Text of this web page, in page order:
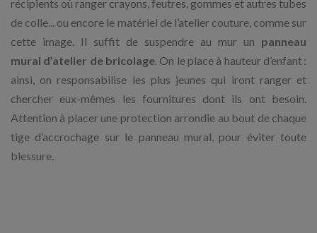
récipients où ranger crayons, feutres, gommes et autres tubes
de colle... ou encore le matériel de l’atelier couture, comme sur
cette image. Il suffit de suspendre au mur un panneau
mural d’atelier de bricolage. On le place à hauteur d’enfant :
ainsi, on responsabilise les plus jeunes qui iront ranger et
chercher eux-mêmes les fournitures dont ils ont besoin.
Attention à placer une protection arrondie au bout de chaque
tige d’accrochage sur le panneau mural, pour éviter toute
blessure.